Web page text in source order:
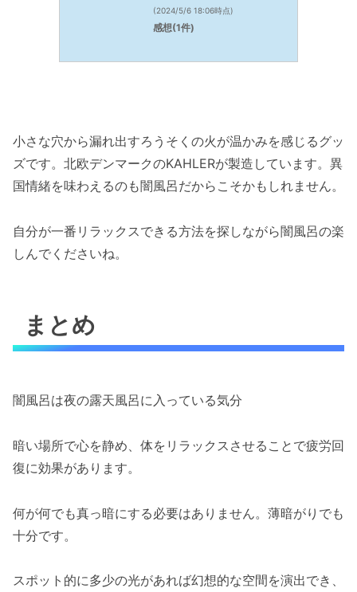
(2024/5/6 18:06時点)
感想(1件)
小さな穴から漏れ出すろうそくの火が温かみを感じるグッ
ズです。北欧デンマークのKAHLERが製造しています。異
国情緒を味わえるのも闇風呂だからこそかもしれません。
自分が一番リラックスできる方法を探しながら闇風呂の楽
しんでくださいね。
まとめ
闇風呂は夜の露天風呂に入っている気分
暗い場所で心を静め、体をリラックスさせることで疲労回
復に効果があります。
何が何でも真っ暗にする必要はありません。薄暗がりでも
十分です。
スポット的に多少の光があれば幻想的な空間を演出でき、